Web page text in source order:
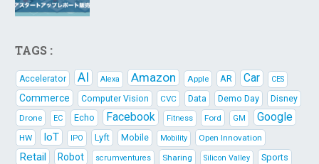
TAGS :
Accelerator AI Alexa Amazon Apple AR Car CES
Commerce Computer Vision CVC Data Demo Day
Disney
Drone
EC Echo Facebook Fitness Ford GM Google
HW IoT IPO Lyft Mobile Mobility Open Innovation
Retail Robot scrumventures Sharing Silicon Valley Sports